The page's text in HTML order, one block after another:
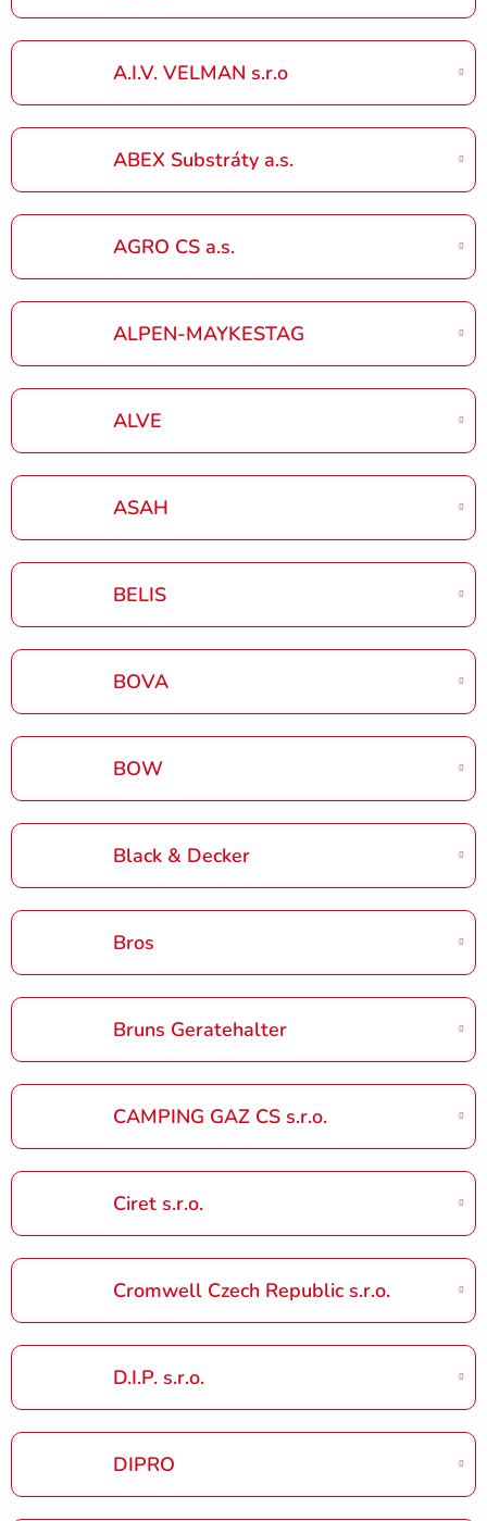
A.I.V. VELMAN s.r.o
ABEX Substráty a.s.
AGRO CS a.s.
ALPEN-MAYKESTAG
ALVE
ASAH
BELIS
BOVA
BOW
Black & Decker
Bros
Bruns Geratehalter
CAMPING GAZ CS s.r.o.
Ciret s.r.o.
Cromwell Czech Republic s.r.o.
D.I.P. s.r.o.
DIPRO